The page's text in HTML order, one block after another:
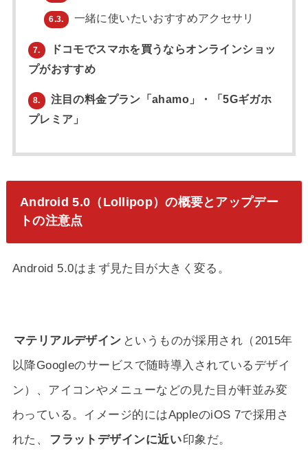
6.3. 一緒に使いたいおすすめアクセサリ
7.
ドコモでスマホを買うならオンラインショッ
プがおすすめ
8.
注目の料金プラン「ahamo」・「5Gギガホ
プレミア」
Android 5.0（Lollipop）の概要とアップデー
トの注意点
Android 5.0はまず見た目が大きく変る。
マテリアルデザイン というものが採用され（2015年
以降Googleのサービスで随時導入されているデザイ
ン）、アイコンやメニューなどの見た目が軒並み変
わっている。イメージ的にはAppleのiOS 7で採用さ
れた、
フラットデザインに近い印象だ。